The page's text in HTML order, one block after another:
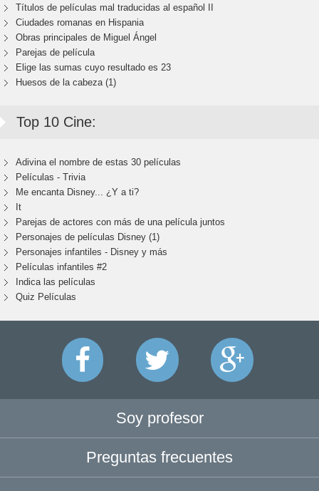
Títulos de películas mal traducidas al español II
Ciudades romanas en Hispania
Obras principales de Miguel Ángel
Parejas de película
Elige las sumas cuyo resultado es 23
Huesos de la cabeza (1)
Top 10 Cine:
Adivina el nombre de estas 30 películas
Películas - Trivia
Me encanta Disney... ¿Y a ti?
It
Parejas de actores con más de una película juntos
Personajes de películas Disney (1)
Personajes infantiles - Disney y más
Películas infantiles #2
Indica las películas
Quiz Películas
Soy profesor
Preguntas frecuentes